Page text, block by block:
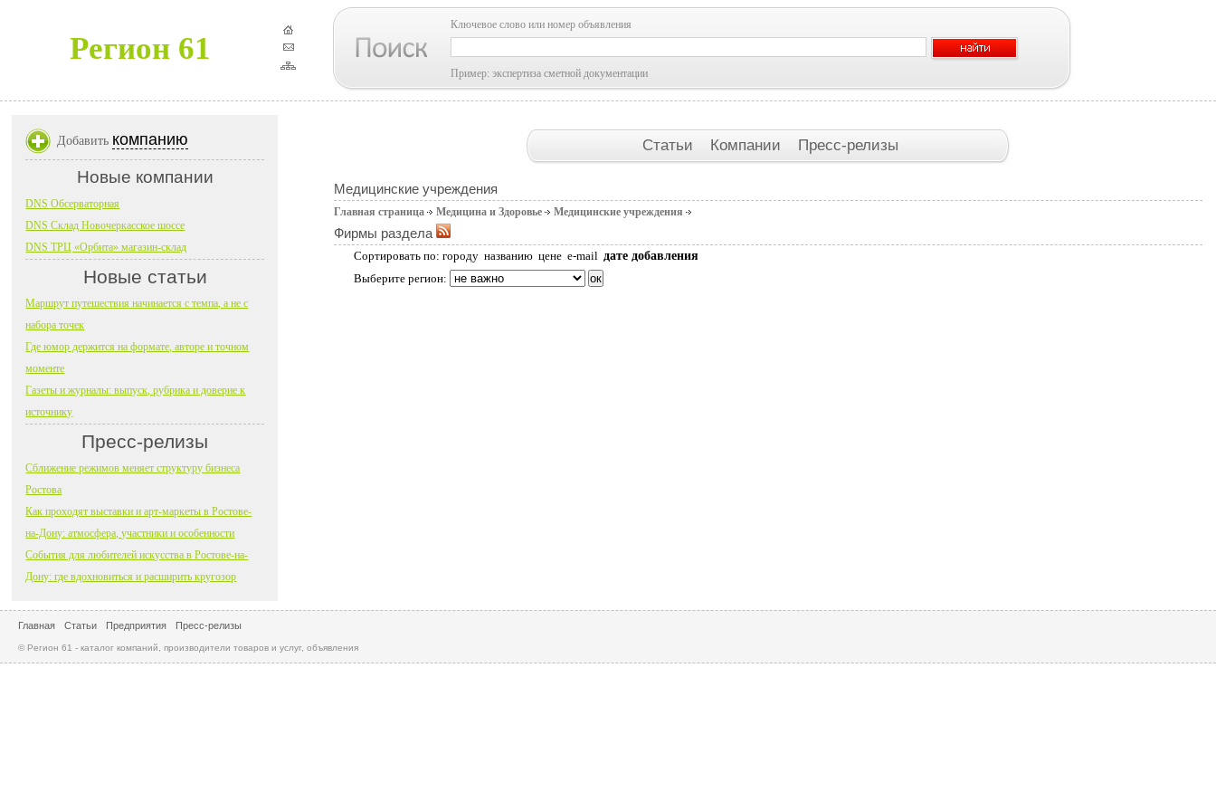
Регион 61
Ключевое слово или номер объявления
Пример: экспертиза сметной документации
Статьи Компании Пресс-релизы
Медицинские учреждения
Главная страница Медицина и Здоровье Медицинские учреждения
Фирмы раздела
Сортировать по: городу названию цене e-mail дате добавления
Выберите регион:
Добавить компанию
Новые компании
DNS Обсерваторная
DNS Склад Новочеркасское шоссе
DNS ТРЦ «Орбита» магазин-склад
Новые статьи
Маршрут путешествия начинается с темпа, а не с
набора точек
Где юмор держится на формате, авторе и точном
моменте
Газеты и журналы: выпуск, рубрика и доверие к
источнику
Пресс-релизы
Сближение режимов меняет структуру бизнеса
Ростова
Как проходят выставки и арт-маркеты в Ростове-
на-Дону: атмосфера, участники и особенности
События для любителей искусства в Ростове-на-
Дону: где вдохновиться и расширить кругозор
Главная Статьи Предприятия Пресс-релизы
© Регион 61 - каталог компаний, производители товаров и услуг, объявления